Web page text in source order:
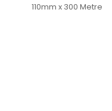
110mm x 300 Metre